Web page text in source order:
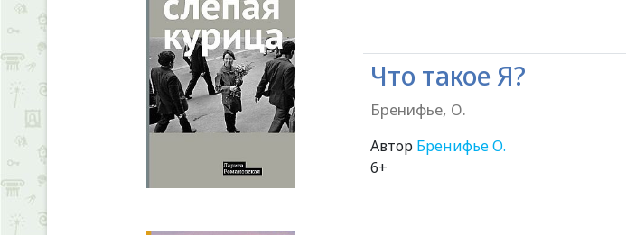
Что такое Я?
Бренифье, О.
Автор Бренифье О.
6+